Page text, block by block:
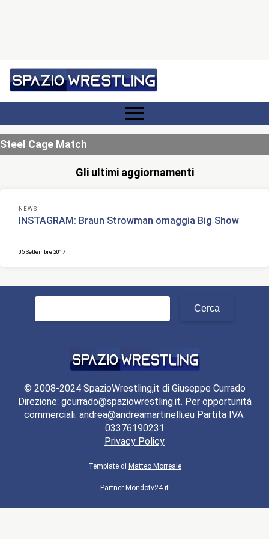
Steel Cage Match
Gli ultimi aggiornamenti
NEWS
INSTAGRAM: Braun Strowman omaggia Big Show
05 Settembre 2017
Ricerca
© 2008-2024 SpazioWrestling,it di Giuseppe Currado
Direzione: gcurrado@spaziowrestling.it. Per opportunità
commerciali: andrea@andreamartinelli.eu Partita IVA:
03376190231
Privacy Policy
Template di Matteo Morreale
Partner Mondotv24.it